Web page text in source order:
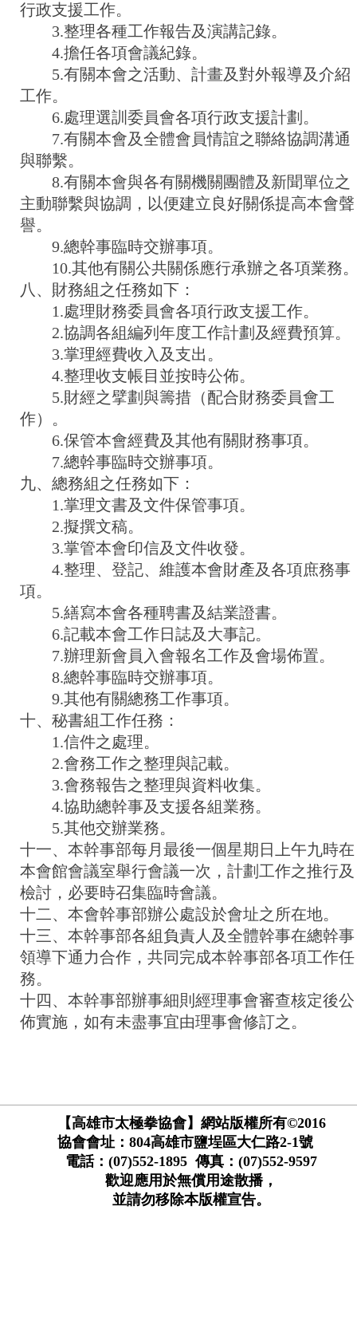
行政支援工作。
3.整理各種工作報告及演講記錄。
4.擔任各項會議紀錄。
5.有關本會之活動、計畫及對外報導及介紹
工作。
6.處理選訓委員會各項行政支援計劃。
7.有關本會及全體會員情誼之聯絡協調溝通
與聯繫。
8.有關本會與各有關機關團體及新聞單位之
主動聯繫與協調，以便建立良好關係提高本會聲
譽。
9.總幹事臨時交辦事項。
10.其他有關公共關係應行承辦之各項業務
八、財務組之任務如下：
1.處理財務委員會各項行政支援工作。
2.協調各組編列年度工作計劃及經費預算。
3.掌理經費收入及支出。
4.整理收支帳目並按時公佈。
5.財經之擘劃與籌措（配合財務委員會工
作）。
6.保管本會經費及其他有關財務事項。
7.總幹事臨時交辦事項。
九、總務組之任務如下：
1.掌理文書及文件保管事項。
2.擬撰文稿。
3.掌管本會印信及文件收發。
4.整理、登記、維護本會財產及各項庶務事
項。
5.繕寫本會各種聘書及結業證書。
6.記載本會工作日誌及大事記。
7.辦理新會員入會報名工作及會場佈置。
8.總幹事臨時交辦事項。
9.其他有關總務工作事項。
十、秘書組工作任務：
1.信件之處理。
2.會務工作之整理與記載。
3.會務報告之整理與資料收集。
4.協助總幹事及支援各組業務。
5.其他交辦業務。
十一、本幹事部每月最後一個星期日上午九時在
本會館會議室舉行會議一次，計劃工作之推行及
檢討，必要時召集臨時會議。
十二、本會幹事部辦公處設於會址之所在地。
十三、本幹事部各組負責人及全體幹事在總幹事
領導下通力合作，共同完成本幹事部各項工作任
務。
十四、本幹事部辦事細則經理事會審查核定後公
佈實施，如有未盡事宜由理事會修訂之。
【高雄市太極拳協會】網站版權所有©2016
協會會址：804高雄市鹽埕區大仁路2-1號
電話：(07)552-1895 傳真：(07)552-9597
歡迎應用於無償用途散播，
並請勿移除本版權宣告。